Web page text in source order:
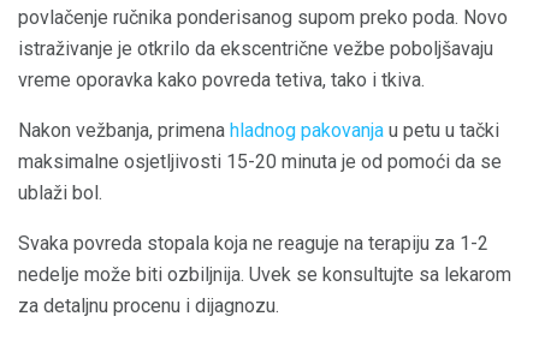
povlačenje ručnika ponderisanog supom preko poda. Novo
istraživanje je otkrilo da ekscentrične vežbe poboljšavaju
vreme oporavka kako povreda tetiva, tako i tkiva.
Nakon vežbanja, primena hladnog pakovanja u petu u tački
maksimalne osjetljivosti 15-20 minuta je od pomoći da se
ublaži bol.
Svaka povreda stopala koja ne reaguje na terapiju za 1-2
nedelje može biti ozbiljnija. Uvek se konsultujte sa lekarom
za detaljnu procenu i dijagnozu.